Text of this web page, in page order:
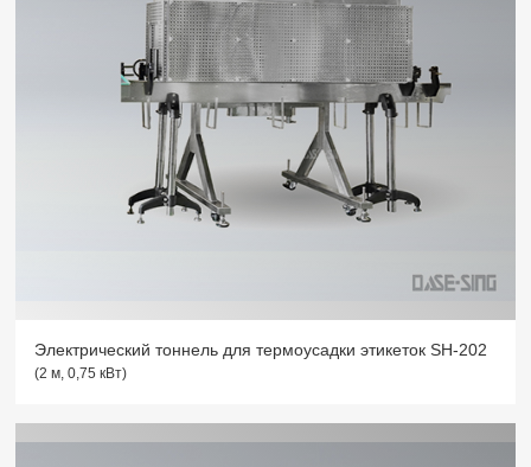
Электрический тоннель для термоусадки этикеток SH-202
(2 м, 0,75 кВт)